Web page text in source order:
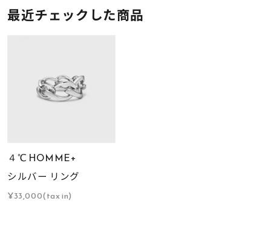
最近チェックした商品
４℃ HOMME+
シルバー リング
¥33,000(tax in)